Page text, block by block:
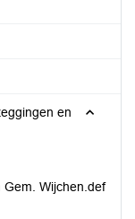
en
Wijchen.def